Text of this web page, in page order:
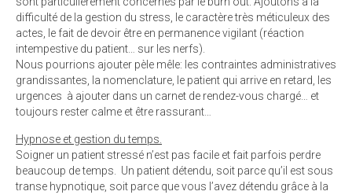
difficulté de la gestion du stress, le caractère très méticuleux des
actes, le fait de devoir être en permanence vigilant (réaction
intempestive du patient… sur les nerfs).
Nous pourrions ajouter pèle mêle: les contraintes administratives
grandissantes, la nomenclature, le patient qui arrive en retard, les
urgences à ajouter dans un carnet de rendez-vous chargé… et
toujours rester calme et être rassurant…
Hypnose et gestion du temps.
Soigner un patient stressé n’est pas facile et fait parfois perdre
beaucoup de temps. Un patient détendu, soit parce qu’il est sous
transe hypnotique, soit parce que vous l’avez détendu grâce à la